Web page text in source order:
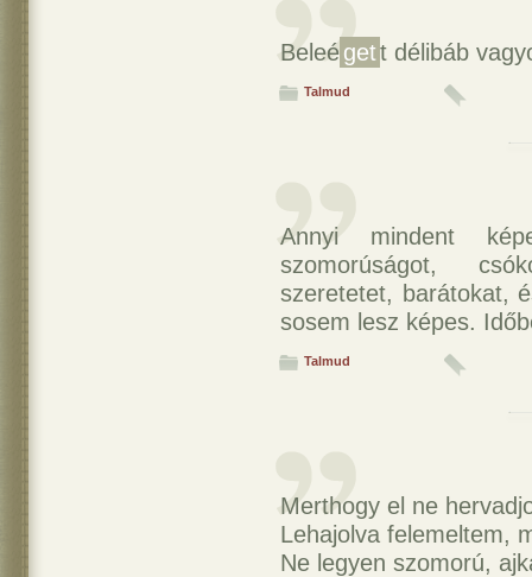
Beleégett délibáb
Talmud
Annyi mindent
szomorúságot,
szeretetet, barátokat,
sosem lesz képes.
Talmud
Merthogy el ne
Lehajolva felemeltem,
Ne legyen szomorú,